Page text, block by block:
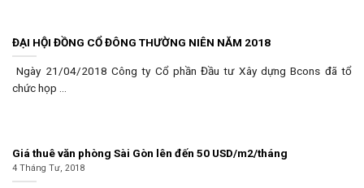
ĐẠI HỘI ĐỒNG CỔ ĐÔNG THƯỜNG NIÊN NĂM 2018
Ngày 21/04/2018 Công ty Cổ phần Đầu tư Xây dựng Bcons đã tổ
chức họp ...
Giá thuê văn phòng Sài Gòn lên đến 50 USD/m2/tháng
4 Tháng Tư, 2018